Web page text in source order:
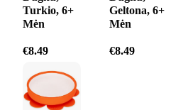
Turkio, 6+
Mėn
€8.49
Geltona, 6+
Mėn
€8.49